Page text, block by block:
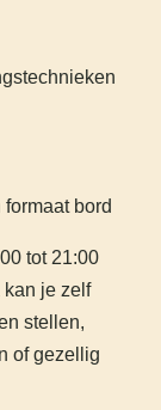
bord
tot 21:00
je zelf
stellen,
of gezellig